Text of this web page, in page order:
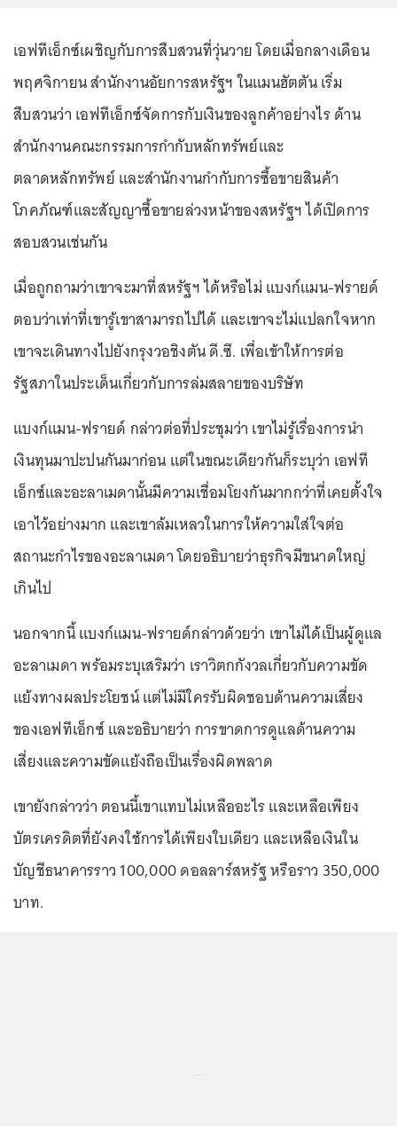
เอฟทีเอ็กซ์เผชิญกับการสืบสวนที่วุ่นวาย โดยเมื่อกลางเดือน
พฤศจิกายน สำนักงานอัยการสหรัฐฯ ในแมนฮัตตัน เริ่ม
สืบสวนว่า เอฟทีเอ็กซ์จัดการกับเงินของลูกค้าอย่างไร ด้าน
สำนักงานคณะกรรมการกำกับหลักทรัพย์และ
ตลาดหลักทรัพย์ และสำนักงานกำกับการซื้อขายสินค้า
โภคภัณฑ์และสัญญาซื้อขายล่วงหน้าของสหรัฐฯ ได้เปิดการ
สอบสวนเช่นกัน
เมื่อถูกถามว่าเขาจะมาที่สหรัฐฯ ได้หรือไม่ แบงก์แมน-ฟรายด์
ตอบว่าเท่าที่เขารู้เขาสามารถไปได้ และเขาจะไม่แปลกใจหาก
เขาจะเดินทางไปยังกรุงวอชิงตัน ดี.ซี. เพื่อเข้าให้การต่อ
รัฐสภาในประเด็นเกี่ยวกับการล่มสลายของบริษัท
แบงก์แมน-ฟรายด์ กล่าวต่อที่ประชุมว่า เขาไม่รู้เรื่องการนำ
เงินทุนมาปะปนกันมาก่อน แต่ในขณะเดียวกันก็ระบุว่า เอฟที
เอ็กซ์และอะลาเมดานั้นมีความเชื่อมโยงกันมากกว่าที่เคยตั้งใจ
เอาไว้อย่างมาก และเขาล้มเหลวในการให้ความใส่ใจต่อ
สถานะกำไรของอะลาเมดา โดยอธิบายว่าธุรกิจมีขนาดใหญ่
เกินไป
นอกจากนี้ แบงก์แมน-ฟรายด์กล่าวด้วยว่า เขาไม่ได้เป็นผู้ดูแล
อะลาเมดา พร้อมระบุเสริมว่า เราวิตกกังวลเกี่ยวกับความขัด
แย้งทางผลประโยชน์ แต่ไม่มีใครรับผิดชอบด้านความเสี่ยง
ของเอฟทีเอ็กซ์ และอธิบายว่า การขาดการดูแลด้านความ
เสี่ยงและความขัดแย้งถือเป็นเรื่องผิดพลาด
เขายังกล่าวว่า ตอนนี้เขาแทบไม่เหลืออะไร และเหลือเพียง
บัตรเครดิตที่ยังคงใช้การได้เพียงใบเดียว และเหลือเงินใน
บัญชีธนาคารราว 100,000 ดอลลาร์สหรัฐ หรือราว 350,000
บาท.